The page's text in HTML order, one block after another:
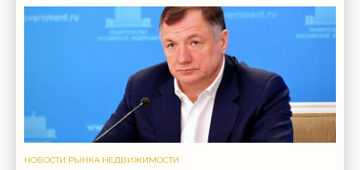
НОВОСТИ РЫНКА НЕДВИЖИМОСТИ